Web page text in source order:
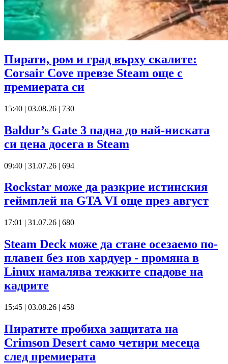
Пирати, ром и град върху скалите:
Corsair Cove превзе Steam още с
премиерата си
15:40 | 03.08.26 | 730
Baldur’s Gate 3 падна до най-ниската
си цена досега в Steam
09:40 | 31.07.26 | 694
Rockstar може да разкрие истинския
геймплей на GTA VI още през август
17:01 | 31.07.26 | 680
Steam Deck може да стане осезаемо по-
плавен без нов хардуер - промяна в
Linux намалява тежките спадове на
кадрите
15:45 | 03.08.26 | 458
Пиратите пробиха защитата на
Crimson Desert само четири месеца
след премиерата